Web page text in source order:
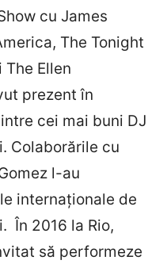
cu James
The Tonight
The Ellen
prezent în
cei mai buni DJ
Colaborările cu
l-au
internaționale de
În 2016 la Rio,
să performeze